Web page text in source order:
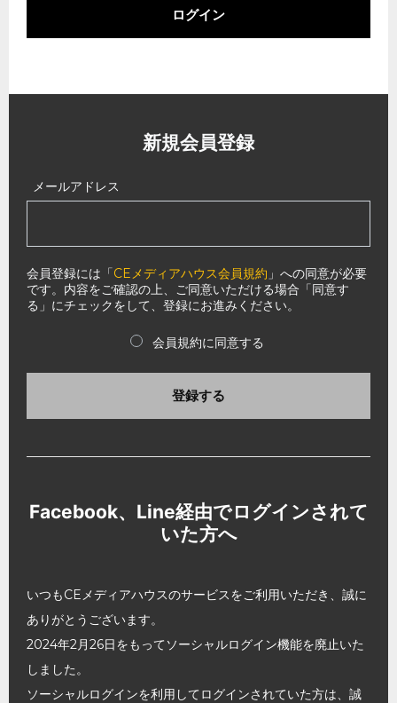
ログイン
新規会員登録
メールアドレス
会員登録には「CEメディアハウス会員規約 」への同意が必要
です。内容をご確認の上、ご同意いただける場合「同意す
る」にチェックをして、登録にお進みください。
会員規約に同意する
登録する
Facebook、Line経由でログインされて
いた方へ
いつもCEメディアハウスのサービスをご利用いただき、誠に
ありがとうございます。
2024年2月26日をもってソーシャルログイン機能を廃止いた
しました。
ソーシャルログインを利用してログインされていた方は、誠